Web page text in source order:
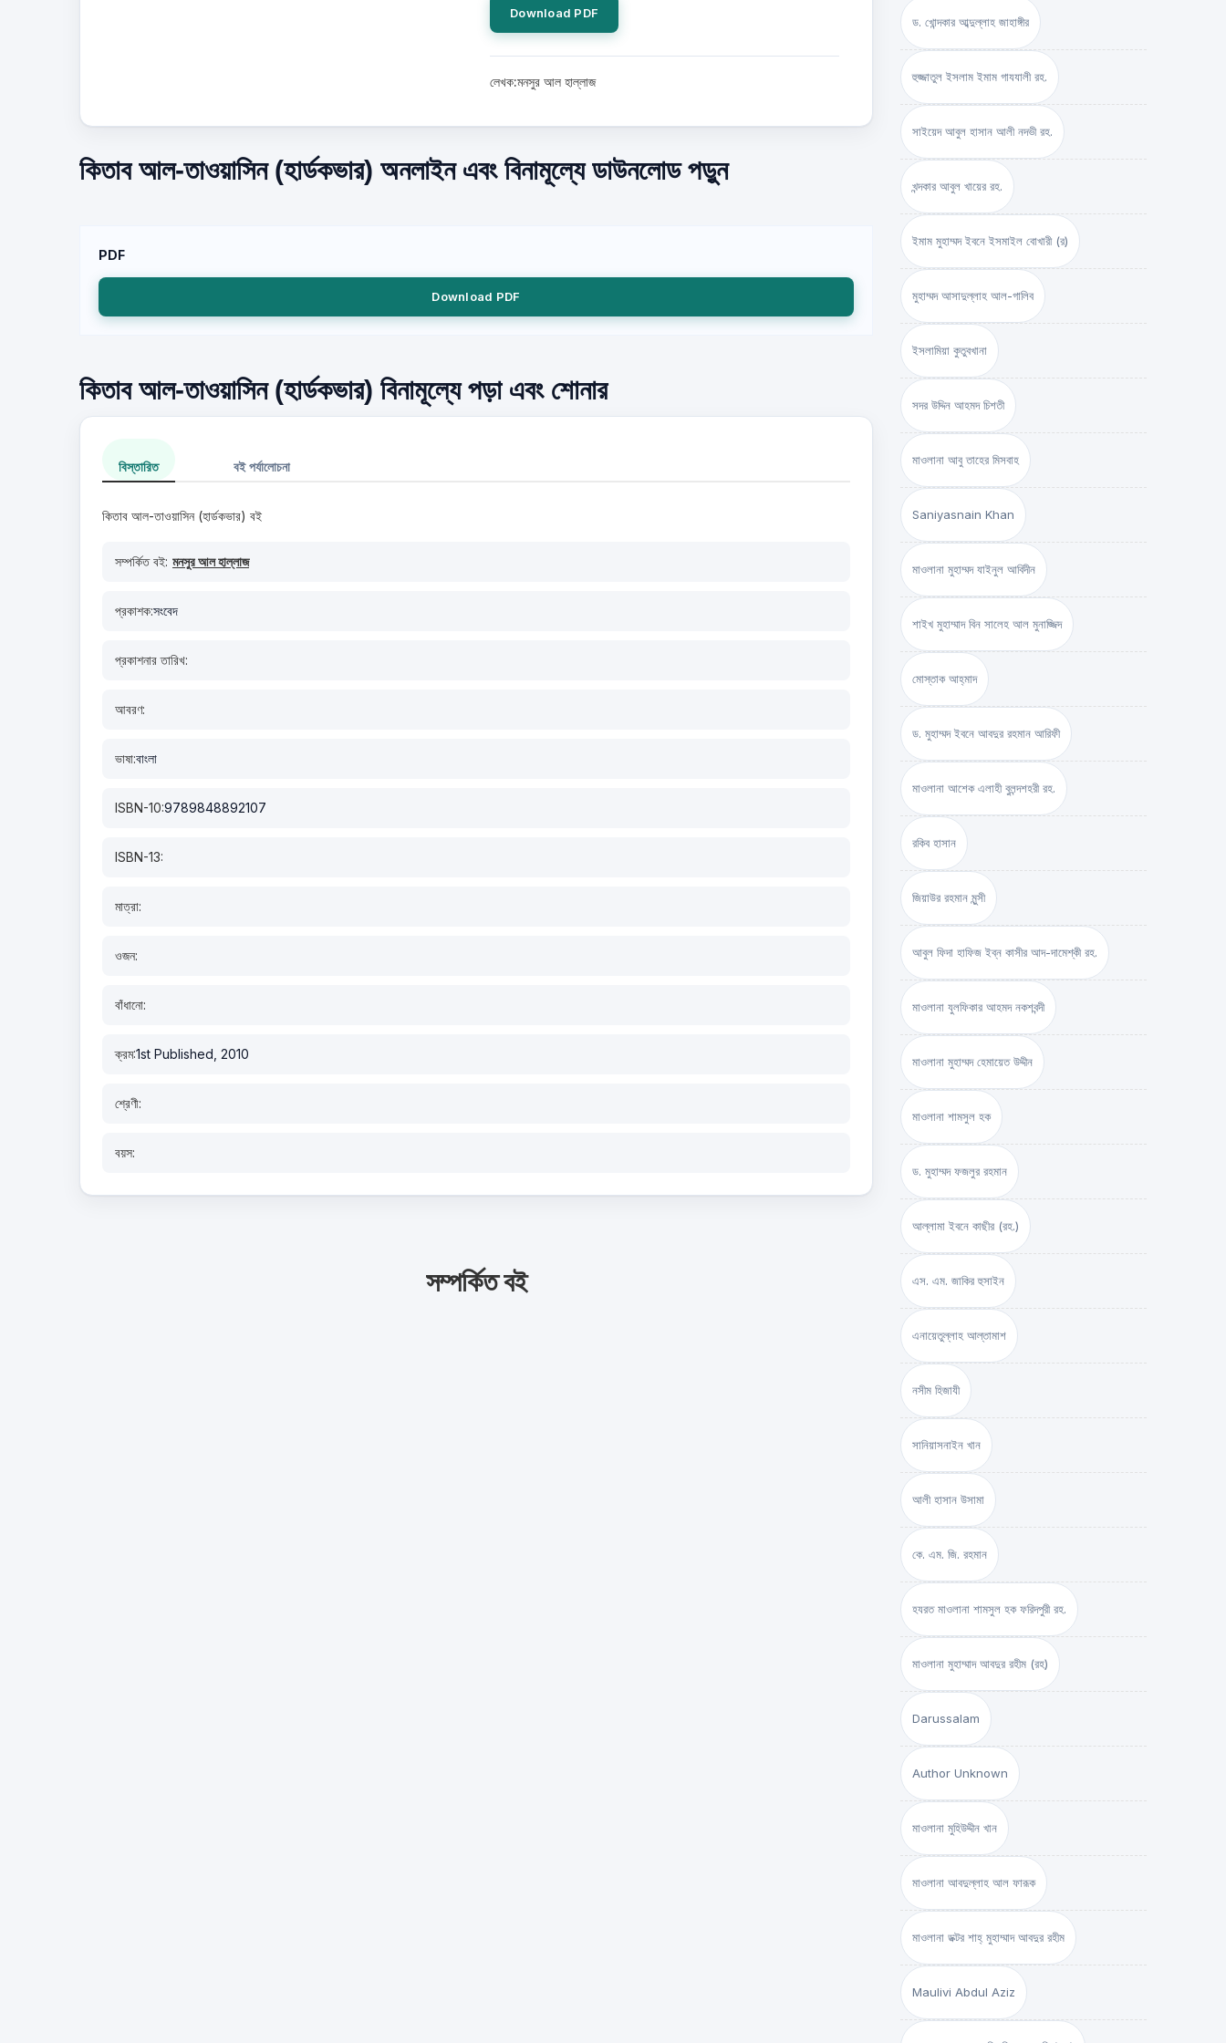
Download PDF
লেখক:মনসুর আল হাল্লাজ
কিতাব আল-তাওয়াসিন (হার্ডকভার) অনলাইন এবং বিনামূল্যে ডাউনলোড পড়ুন
PDF
Download PDF
কিতাব আল-তাওয়াসিন (হার্ডকভার) বিনামূল্যে পড়া এবং শোনার
বিস্তারিত বই পর্যালোচনা
কিতাব আল-তাওয়াসিন (হার্ডকভার) বই
সম্পর্কিত বই: মনসুর আল হাল্লাজ
প্রকাশক:সংবেদ
প্রকাশনার তারিখ:
আবরণ:
ভাষা:বাংলা
ISBN-10:9789848892107
ISBN-13:
মাত্রা:
ওজন:
বাঁধানো:
ক্রম:1st Published, 2010
শ্রেণী:
বয়স:
সম্পর্কিত বই
ড. খোন্দকার আব্দুল্লাহ জাহাঙ্গীর
হুজ্জাতুল ইসলাম ইমাম গাযযালী রহ.
সাইয়েদ আবুল হাসান আলী নদভী রহ.
খন্দকার আবুল খায়ের রহ.
ইমাম মুহাম্মদ ইবনে ইসমাইল বোখারী (র)
মুহাম্মদ আসাদুল্লাহ আল-গালিব
ইসলামিয়া কুতুবখানা
সদর উদ্দিন আহমদ চিশতী
মাওলানা আবু তাহের মিসবাহ
Saniyasnain Khan
মাওলানা মুহাম্মদ যাইনুল আবিদীন
শাইখ মুহাম্মাদ বিন সালেহ আল মুনাজ্জিদ
মোস্তাক আহ্‌মাদ
ড. মুহাম্মদ ইবনে আবদুর রহমান আরিফী
মাওলানা আশেক এলাহী বুলন্দশহরী রহ.
রকিব হাসান
জিয়াউর রহমান মুন্সী
আবুল ফিদা হাফিজ ইব্‌ন কাসীর আদ-দামেশ্‌কী রহ.
মাওলানা যুলফিকার আহমদ নকশবন্দী
মাওলানা মুহাম্মদ হেমায়েত উদ্দীন
মাওলানা শামসুল হক
ড. মুহাম্মদ ফজলুর রহমান
আল্লামা ইবনে কাছীর (রহ.)
এস. এম. জাকির হুসাইন
এনায়েতুল্লাহ আল্‌তামাশ
নসীম হিজাযী
সানিয়াসনাইন খান
আলী হাসান উসামা
কে. এম. জি. রহমান
হযরত মাওলানা শামসুল হক ফরিদপুরী রহ.
মাওলানা মুহাম্মাদ আবদুর রহীম (রহ)
Darussalam
Author Unknown
মাওলানা মুহিউদ্দীন খান
মাওলানা আবদুল্লাহ আল ফারূক
মাওলানা ডক্টর শাহ্‌ মুহাম্মাদ আবদুর রহীম
Maulivi Abdul Aziz